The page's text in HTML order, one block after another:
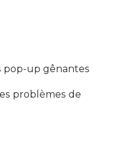
pop-up gênantes
problèmes de